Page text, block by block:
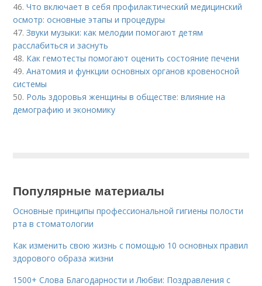
46.Что включает в себя профилактический медицинский
осмотр: основные этапы и процедуры
47.Звуки музыки: как мелодии помогают детям
расслабиться и заснуть
48. Как гемотесты помогают оценить состояние печени
49.Анатомия и функции основных органов кровеносной
системы
50. Роль здоровья женщины в обществе: влияние на
демографию и экономику
Популярные материалы
Основные принципы профессиональной гигиены полости
рта в стоматологии
Как изменить свою жизнь с помощью 10 основных правил
здорового образа жизни
1500+ Слова Благодарности и Любви: Поздравления с